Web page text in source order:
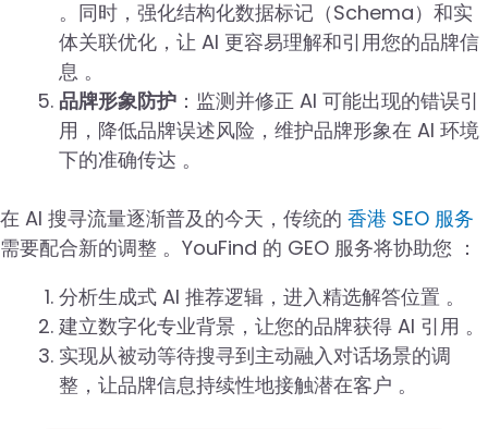
。同时，强化结构化数据标记（Schema）和实
体关联优化，让 AI 更容易理解和引用您的品牌信
息 。
品牌形象防护 ：监测并修正 AI 可能出现的错误引
用，降低品牌误述风险，维护品牌形象在 AI 环境
下的准确传达 。
在 AI 搜寻流量逐渐普及的今天，传统的 香港 SEO 服务
需要配合新的调整 。YouFind 的 GEO 服务将协助您 ：
分析生成式 AI 推荐逻辑，进入精选解答位置 。
建立数字化专业背景，让您的品牌获得 AI 引用 。
实现从被动等待搜寻到主动融入对话场景的调
整，让品牌信息持续性地接触潜在客户 。